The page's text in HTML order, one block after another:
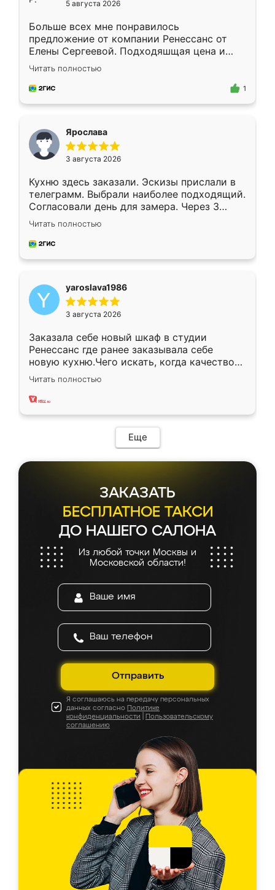
5 августа 2026
Больше всех мне понравилось
предложение от компании Ренессанс от
Елены Сергеевой. Подходяшщая цена и
короткие сроки изготовления. Приехавший
для замера сотрудник Владислав
предложил по моему эскизу самый
Читать полностью
1
Ярослава
3 августа 2026
Кухню здесь заказали. Эскизы прислали в
телеграмм. Выбрали наиболее подходящий.
Согласовали день для замера. Через 3
недели кухня была уже готова. Остались
довольны работой. Спасибо Ренессанс
мебель за качественную работу!
Читать полностью
yaroslava1986
3 августа 2026
Заказала себе новый шкаф в студии
Ренессанс где ранее заказывала себе
новую кухню.Чего искать, когда качеством
вполне довольна. Служит кухня уже почти
два года, нареканий нет.
Читать полностью
Еще
ЗАКАЗАТЬ
БЕСПЛАТНОЕ ТАКСИ
ДО НАШЕГО САЛОНА
Из любой точки Москвы и
Московской области!
Отправить
Я соглашаюсь на передачу персональных
данных согласно Политике
конфиденциальности
Пользовательскому
соглашению